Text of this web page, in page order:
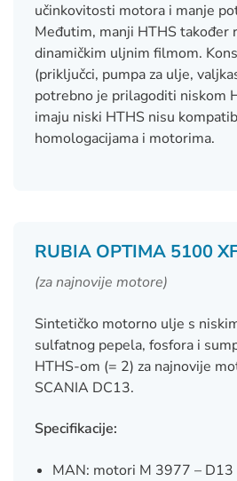
učinkovitosti motora i manje
Međutim, manji HTHS također
dinamičkim uljnim filmom.
(priključci, pumpa za ulje,
potrebno je prilagoditi niskom
imaju niski HTHS nisu
homologacijama i motorima.
RUBIA OPTIMA 5100
(za najnovije motore)
Sintetičko motorno ulje s
sulfatnog pepela, fosfora i
HTHS-om (= 2) za najnovije
SCANIA DC13.
Specifikacije:
MAN: motori M 3977 – D13